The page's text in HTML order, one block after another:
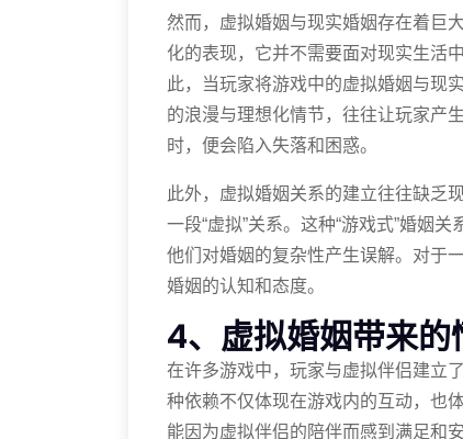
然而，虚拟婚姻与现实婚姻存在着巨
化的表现，它并不需要面对现实生活
此，当玩家将游戏中的虚拟婚姻与现
的浪漫与理想化情节，往往让玩家产
时，便会陷入失落和困惑。
此外，虚拟婚姻关系的建立往往缺乏
一段“虚拟”关系。这种“游戏式”婚姻
他们对婚姻的复杂性产生误解。对于
婚姻的认知和态度。
4、虚拟婚姻带来
在许多游戏中，玩家与虚拟伴侣建立
种依赖不仅体现在游戏内的互动，也
能因为虚拟伴侣的陪伴而感到满足和